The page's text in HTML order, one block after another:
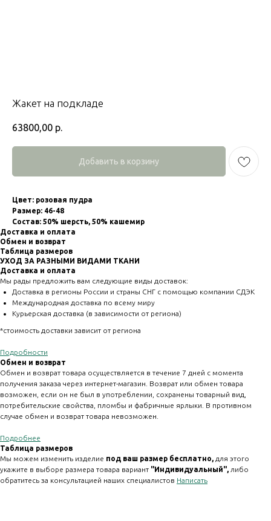
Жакет на подкладе
63800,00 р.
Добавить в корзину
Цвет: розовая пудра
Размер: 46-48
Состав: 50% шерсть, 50% кашемир
Доставка и оплата
Обмен и возврат
Таблица размеров
УХОД ЗА РАЗНЫМИ ВИДАМИ ТКАНИ
Доставка и оплата
Мы рады предложить вам следующие виды доставок:
Доставка в регионы России и страны СНГ с помощью компании СДЭК
Международная доставка по всему миру
Курьерская доставка (в зависимости от региона)
*стоимость доставки зависит от региона
Подробности
Обмен и возврат
Обмен и возврат товара осуществляется в течение 7 дней с момента
получения заказа через интернет-магазин. Возврат или обмен товара
возможен, если он не был в употреблении, сохранены товарный вид,
потребительские свойства, пломбы и фабричные ярлыки. В противном
случае обмен и возврат товара невозможен.
Подробнее
Таблица размеров
Мы можем изменить изделие под ваш размер бесплатно, для этого
укажите в выборе размера товара вариант "Индивидуальный" , либо
обратитесь за консультацией наших специалистов Написать